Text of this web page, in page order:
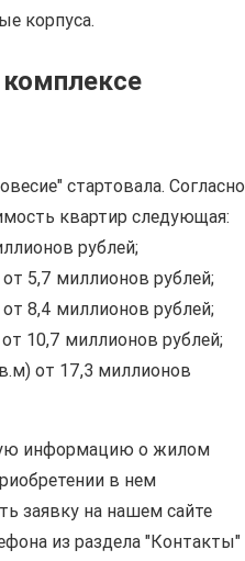
корпуса.
стартовала. Согласно
квартир следующая:
рублей;
5,7 миллионов рублей;
8,4 миллионов рублей;
10,7 миллионов рублей;
от 17,3 миллионов
информацию о жилом
в нем
заявку на нашем сайте
из раздела "Контакты"